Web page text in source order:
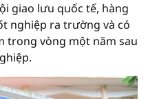
giao lưu quốc tế, hàng
nghiệp ra trường và có
trong vòng một năm sau